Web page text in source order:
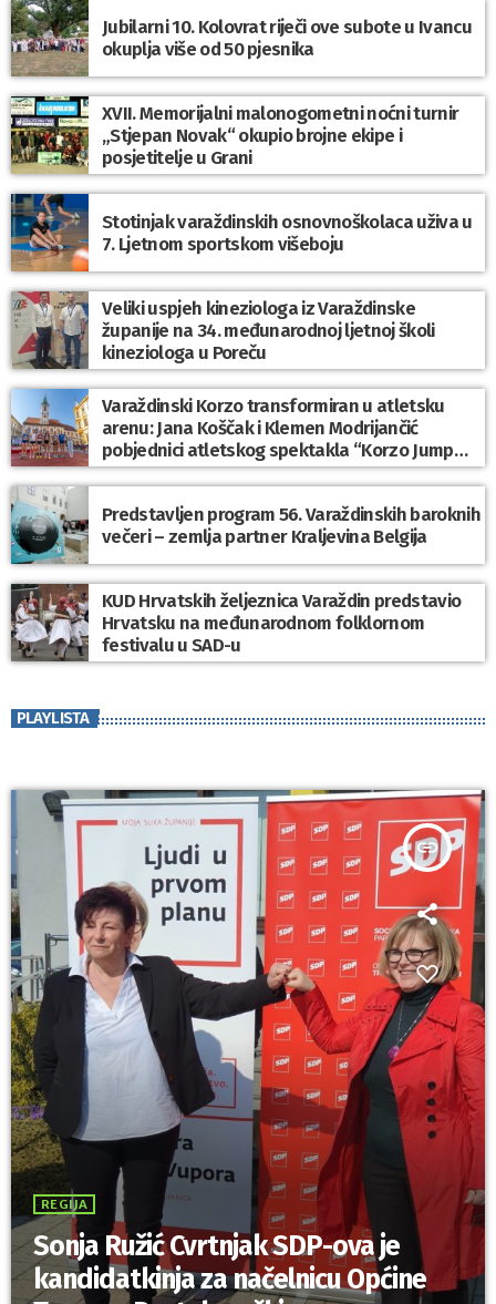
Jubilarni 10. Kolovrat riječi ove subote u Ivancu
okuplja više od 50 pjesnika
XVII. Memorijalni malonogometni noćni turnir
„Stjepan Novak“ okupio brojne ekipe i
posjetitelje u Grani
Stotinjak varaždinskih osnovnoškolaca uživa u
7. Ljetnom sportskom višeboju
Veliki uspjeh kineziologa iz Varaždinske
županije na 34. međunarodnoj ljetnoj školi
kineziologa u Poreču
Varaždinski Korzo transformiran u atletsku
arenu: Jana Koščak i Klemen Modrijančić
pobjednici atletskog spektakla “Korzo Jump
2026”
Predstavljen program 56. Varaždinskih baroknih
večeri – zemlja partner Kraljevina Belgija
KUD Hrvatskih željeznica Varaždin predstavio
Hrvatsku na međunarodnom folklornom
festivalu u SAD-u
PLAYLISTA
insert_link
REGIJA
Sonja Ružić Cvrtnjak SDP-ova je
kandidatkinja za načelnicu Općine